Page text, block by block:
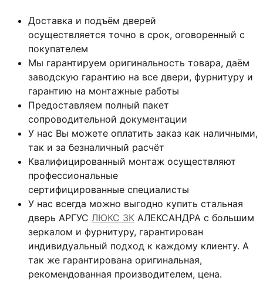
Доставка и подъём дверей
осуществляется точно в срок, оговоренный с
покупателем
Мы гарантируем оригинальность товара, даём
заводскую гарантию на все двери, фурнитуру и
гарантию на монтажные работы
Предоставляем полный пакет
сопроводительной документации
У нас Вы можете оплатить заказ как наличными,
так и за безналичный расчёт
Квалифицированный монтаж осуществляют
профессиональные
сертифицированные специалисты
У нас всегда можно выгодно купить стальная
дверь АРГУС ЛЮКС 3К АЛЕКСАНДРА с большим
зеркалом и фурнитуру, гарантирован
индивидуальный подход к каждому клиенту. А
так же гарантирована оригинальная,
рекомендованная производителем, цена.